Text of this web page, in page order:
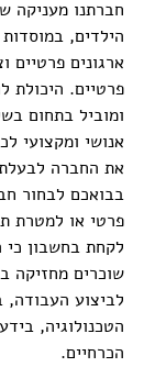
חברתנו מעניקה
הילדים,
ארגונים פרטיים
פרטיים. היכולת
ומוביל בתחום
אנושי ומקצועי
את החברה לבעלת
בבואכם לבחור
פרטי או למטרת
לקחת בחשבון
שוכרים מחזיקה
לביצוע
הטכנולוגיה,
הכרחיים.